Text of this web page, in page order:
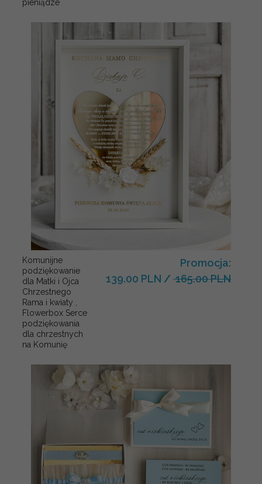
pieniądze
Komunijne
podziękowanie
dla Matki i Ojca
Chrzestnego
Rama i kwiaty ,
Flowerbox Serce
podziękowania
dla chrzestnych
na Komunię
Promocja:
139.00 PLN / 165.00 PLN